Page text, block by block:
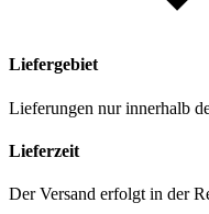
Liefergebiet
Lieferungen nur innerhalb
Lieferzeit
Der Versand erfolgt in der